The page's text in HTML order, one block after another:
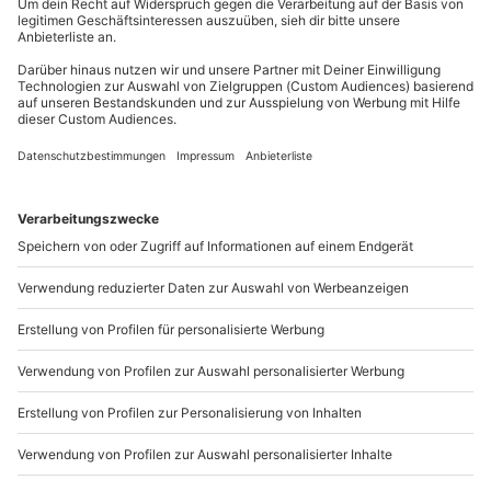
1 Person
außer an bundesweiten Feiertagen:
Mo-Fr: 8-20 Uhr | Sa: 10-16 Uhr
Du möchtest als Firma bestellen?
Sichere Dir attraktive Firmenkunden Vorteile.
Mo-Fr: 9-17 Uhr
b2b@mydays.de
www.b2b.mydays.de/
Andere Produkte entdecken